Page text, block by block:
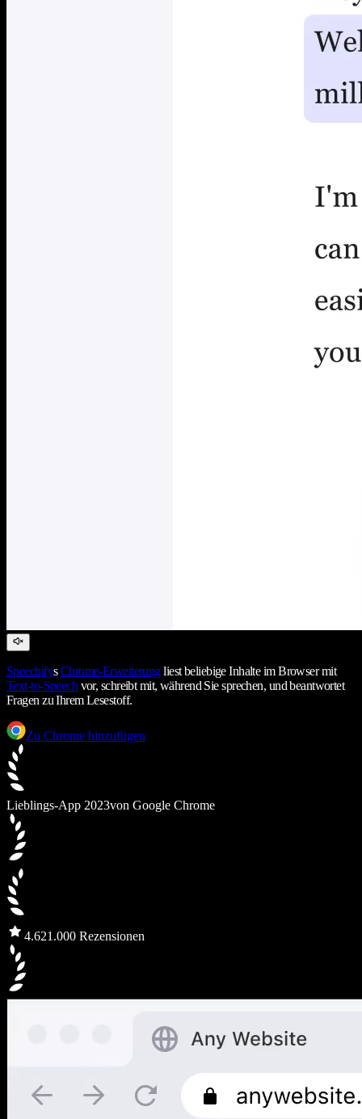
SpeechifysChrome-Erweiterungliest beliebige Inhalte im Browser mit
Text-to-Speech vor, schreibt mit, während Sie sprechen, und beantwortet
Fragen zu Ihrem Lesestoff.
Zu Chrome hinzufügen
Lieblings-App 2023von Google Chrome
4.621.000 Rezensionen